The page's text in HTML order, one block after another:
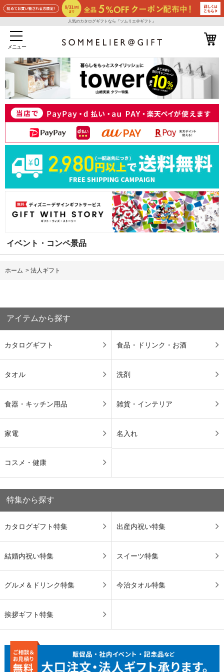
人気のカタログギフトなら『ソムリエ＠ギフト』
メニュー
イベント・コンペ景品
ホーム > 法人ギフト
アイテムから探す
カタログギフト 食品・ドリンク・お酒
タオル 洗剤
食器・キッチン用品 雑貨・インテリア
家電 名入れ
コスメ・健康
特集から探す
カタログギフト特集 出産内祝い特集
結婚内祝い特集 スイーツ特集
グルメ＆ドリンク特集 今治タオル特集
挨拶ギフト特集